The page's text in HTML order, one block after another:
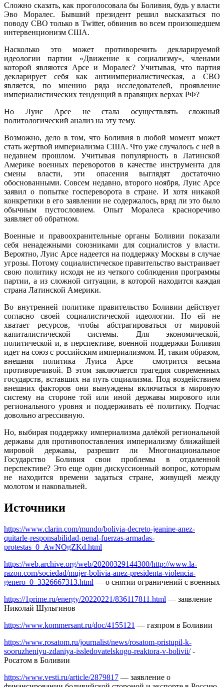
Сложно сказать, как проголосовала бы Боливия, будь у власти
Эво Моралес. Бывший президент решил высказаться по
поводу СВО только в Twitter, обвинив во всем произошедшем
интервенционизм США.
Насколько это может противоречить декларируемой
идеологии партии «Движение к социализму», членами
которой являются Арсе и Моралес? Учитывая, что партия
декларирует себя как антиимпериалистическая, а СВО
является, по мнению ряда исследователей, проявление
империалистических тенденций в правящих верхах РФ?
Но Луис Арсе не стала осуществлять сложный
политологический анализ на эту тему.
Возможно, дело в том, что Боливия в любой момент может
стать жертвой империализма США. Что уже случалось с ней в
недавнем прошлом. Учитывая популярность в Латинской
Америке военных переворотов в качестве инструмента для
смены власти, эти опасения выглядят достаточно
обоснованными. Совсем недавно, второго ноября, Луис Арсе
заявил о попытке госпереворота в стране. И хотя никакой
конкретики в его заявлении не содержалось, вряд ли это было
обычным пустословием. Опыт Моралеса красноречиво
заявляет об обратном.
Военные и правоохранительные органы Боливии показали
себя ненадежными союзниками для социалистов у власти.
Вероятно, Луис Арсе надеется на поддержку Москвы в случае
угрозы. Потому социалистическое правительство выстраивает
свою политику исходя не из четкого соблюдения программы
партии, а из сложной ситуации, в которой находится каждая
страна Латинской Америки.
Во внутренней политике правительство Боливии действует
согласно своей социалистической идеологии. Но ей не
хватает ресурсов, чтобы абстрагироваться от мировой
капиталистической системы. Для экономической,
политической и, в перспективе, военной поддержки Боливия
идет на союз с российским империализмом. И, таким образом,
внешняя политика Луиса Арсе смотрится весьма
противоречивой. В этом заключается трагедия современных
государств, вставших на путь социализма. Под воздействием
внешних факторов они вынуждены включаться в мировую
систему на стороне той или иной державы мирового или
регионального уровня и поддерживать её политику. Подчас
довольно агрессивную.
Но, выбирая поддержку империализма далёкой региональной
державы для противопоставления империализму ближайшей
мировой державы, разрешит ли Многонациональное
Государство Боливия свои проблемы в отдаленной
перспективе? Это еще один дискуссионный вопрос, которым
не находится времени задаться стране, живущей между
молотом и наковальней.
Источники
https://www.clarin.com/mundo/bolivia-decreto-jeanine-anez-
quitarle-responsabilidad-penal-fuerzas-armadas-
protestas_0_AwNOgZKd.html
https://web.archive.org/web/20200329144300/http://www.la-
razon.com/sociedad/mujer-bolivia-anez-presidenta-violencia-
genero_0_3326667313.html — о снятии ограничений с военных
https://1prime.ru/energy/20220221/836117811.html — заявление
Николай Шульгинов
https://www.kommersant.ru/doc/4155121 — газпром в Боливии
https://www.rosatom.ru/journalist/news/rosatom-pristupil-k-
sooruzheniyu-zdaniya-issledovatelskogo-reaktora-v-bolivii/-
Росатом в Боливии
https://www.vesti.ru/article/2879817 — заявление о